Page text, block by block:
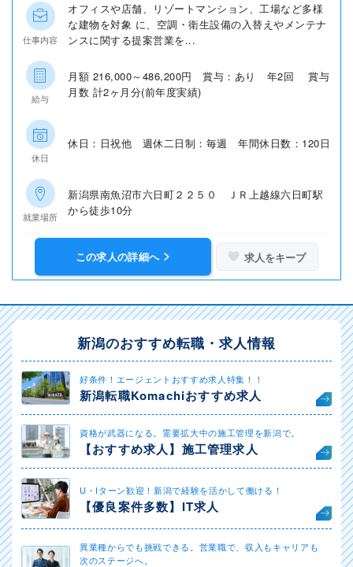
仕事内容
オフィスや店舗、リゾートマンション、工場など多様
な建物を対象 に、空調・衛生設備の入替えやメンテナ
ンスに関する提案営業を...
給与
月額 216,000～486,200円 賞与：あり 年2回 賞与
月数 計2ヶ月分(前年度実績)
休日
休日：日祝他 週休二日制：毎週 年間休日数：120日
就業場所
新潟県南魚沼市六日町２２５０ ＪＲ上越線六日町駅
から徒歩10分
この求人の詳細へ 求人をキープ
新潟のおすすめ転職・求人情報
好条件！エージェントおすすめ求人特集！！
新潟転職Komachiおすすめ求人
資格が武器になる。需要拡大中の施工管理を新潟で。
【おすすめ求人】施工管理求人
U・Iターン歓迎！新潟で経験を活かして働ける！
【優良案件多数】IT求人
異業種からでも挑戦できる。営業職で、収入もキャリアも
次のステージへ。